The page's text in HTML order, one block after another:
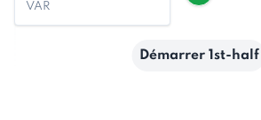
VAR
Démarrer 1st-half